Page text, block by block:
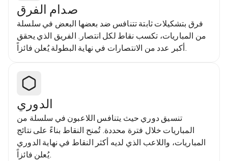
صدام الفرق
فرق بتشكيلات ثابتة تتنافس ضد بعضها البعض في سلسلة
من المباريات، تكسب نقاط لكل انتصار. الفريق الذي يحقق
أكبر عدد من الانتصارات في نهاية البطولة يُعلن فائزاً.
الدوري
تنسيق دوري حيث يتنافس اللاعبون في سلسلة من
المباريات خلال فترة محددة. تُمنح النقاط بناءً على نتائج
المباريات، واللاعب الذي لديه أكثر النقاط في نهاية الدوري
يُعلن فائزاً.